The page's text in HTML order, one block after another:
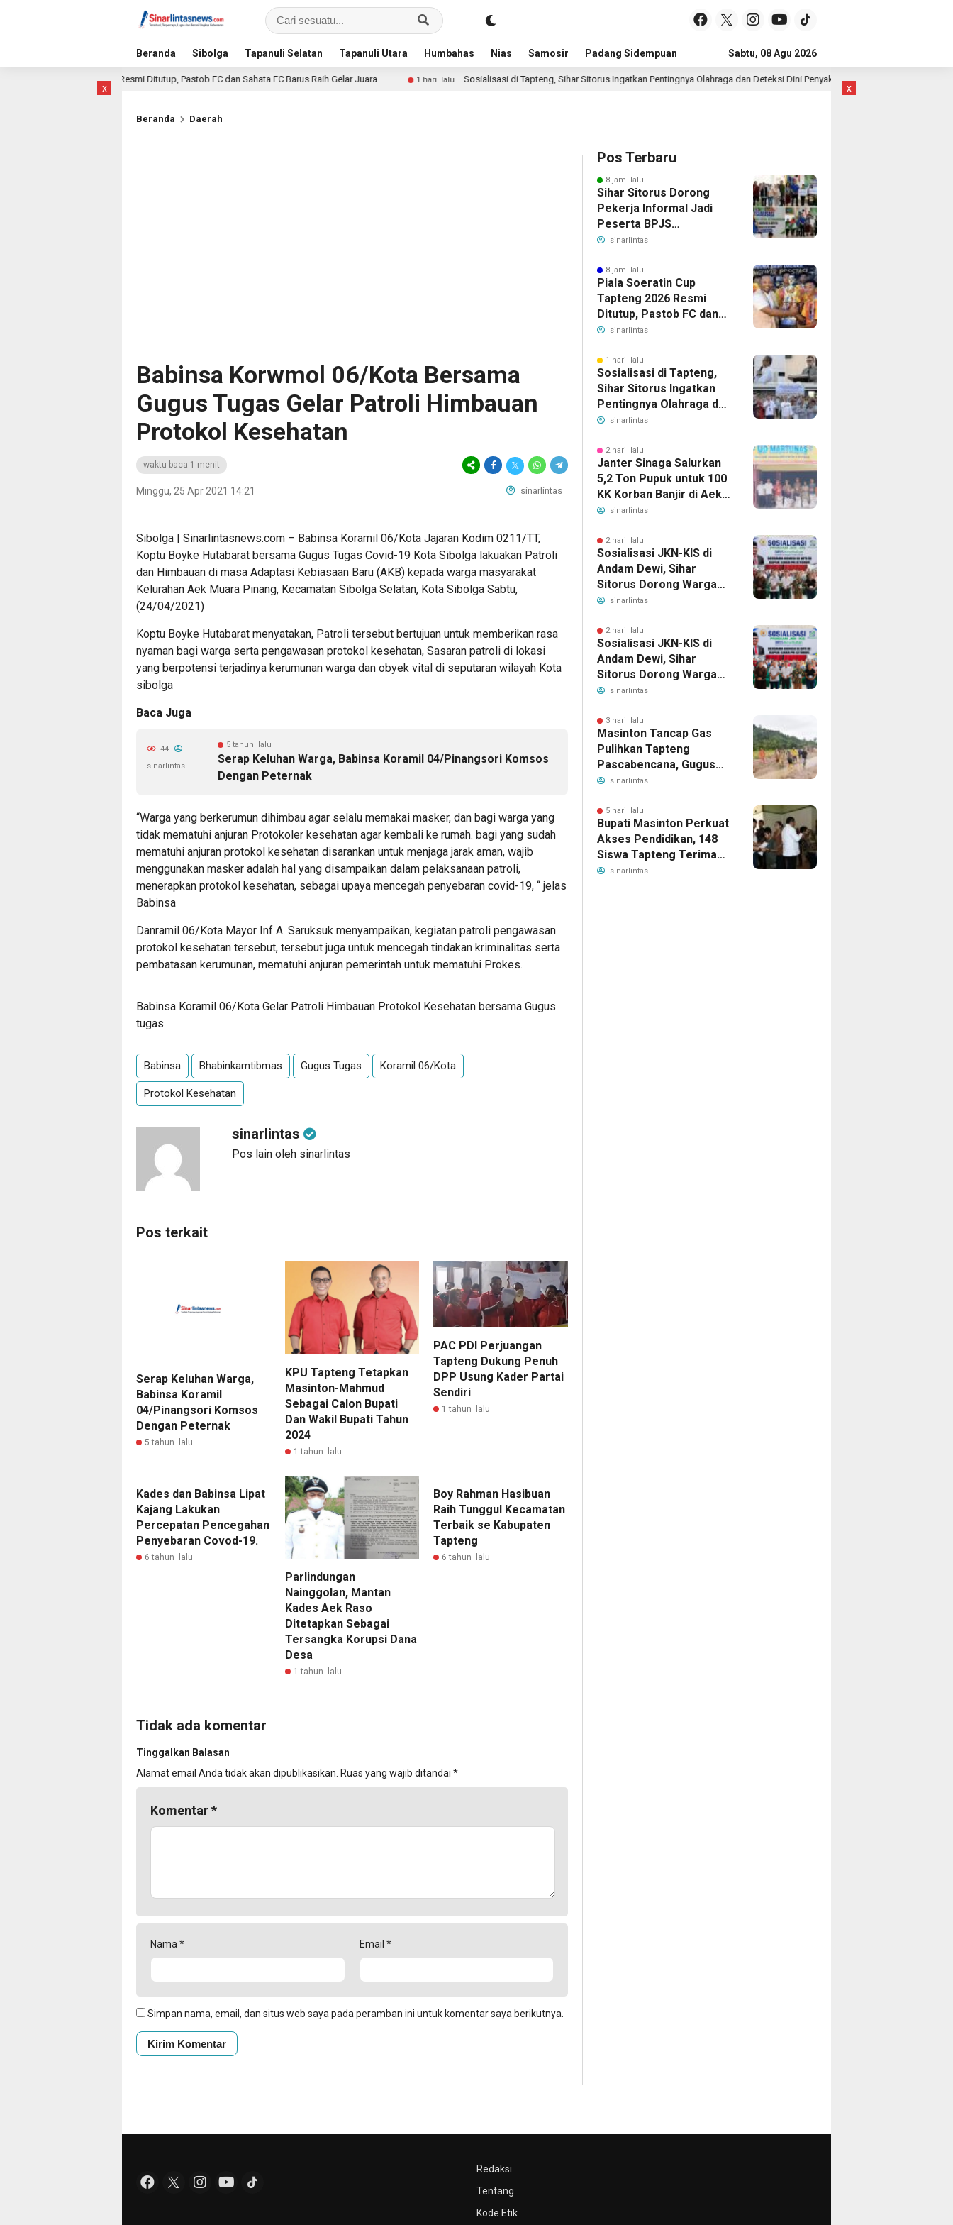
Beranda Sibolga Tapanuli Selatan Tapanuli Utara Humbahas Nias Samosir Padang Sidempuan Subulussalam Mandailing Natal
Sabtu, 08 Agu 2026
x
Tapteng 2026 Resmi Ditutup, Pastob FC dan Sahata FC Barus Raih Gelar Juara 1 hari lalu Sosialisasi di Tapteng, Sihar Sitorus Ingatkan Pentingnya Olahraga dan Deteksi Dini Penyakit 2 hari lalu
Beranda Daerah
Babinsa Korwmol 06/Kota Bersama
Gugus Tugas Gelar Patroli Himbauan
Protokol Kesehatan
waktu baca 1 menit
Minggu, 25 Apr 2021 14:21 sinarlintas
Sibolga | Sinarlintasnews.com – Babinsa Koramil 06/Kota Jajaran Kodim 0211/TT,
Koptu Boyke Hutabarat bersama Gugus Tugas Covid-19 Kota Sibolga lakuakan Patroli
dan Himbauan di masa Adaptasi Kebiasaan Baru (AKB) kepada warga masyarakat
Kelurahan Aek Muara Pinang, Kecamatan Sibolga Selatan, Kota Sibolga Sabtu,
(24/04/2021)
Koptu Boyke Hutabarat menyatakan, Patroli tersebut bertujuan untuk memberikan rasa
nyaman bagi warga serta pengawasan protokol kesehatan, Sasaran patroli di lokasi
yang berpotensi terjadinya kerumunan warga dan obyek vital di seputaran wilayah Kota
sibolga
Baca Juga
5 tahun lalu
Serap Keluhan Warga, Babinsa Koramil 04/Pinangsori Komsos
Dengan Peternak
44
sinarlintas
“Warga yang berkerumun dihimbau agar selalu memakai masker, dan bagi warga yang
tidak mematuhi anjuran Protokoler kesehatan agar kembali ke rumah. bagi yang sudah
mematuhi anjuran protokol kesehatan disarankan untuk menjaga jarak aman, wajib
menggunakan masker adalah hal yang disampaikan dalam pelaksanaan patroli,
menerapkan protokol kesehatan, sebagai upaya mencegah penyebaran covid-19, “ jelas
Babinsa
Danramil 06/Kota Mayor Inf A. Saruksuk menyampaikan, kegiatan patroli pengawasan
protokol kesehatan tersebut, tersebut juga untuk mencegah tindakan kriminalitas serta
pembatasan kerumunan, mematuhi anjuran pemerintah untuk mematuhi Prokes.
Babinsa Koramil 06/Kota Gelar Patroli Himbauan Protokol Kesehatan bersama Gugus
tugas
Babinsa Bhabinkamtibmas Gugus Tugas Koramil 06/Kota
Protokol Kesehatan
sinarlintas
Pos lain oleh sinarlintas
Pos terkait
Serap Keluhan Warga,
Babinsa Koramil
04/Pinangsori Komsos
Dengan Peternak
5 tahun lalu
KPU Tapteng Tetapkan
Masinton-Mahmud
Sebagai Calon Bupati
Dan Wakil Bupati Tahun
2024
1 tahun lalu
PAC PDI Perjuangan
Tapteng Dukung Penuh
DPP Usung Kader Partai
Sendiri
1 tahun lalu
Kades dan Babinsa Lipat
Kajang Lakukan
Percepatan Pencegahan
Penyebaran Covod-19.
6 tahun lalu
Parlindungan
Nainggolan, Mantan
Kades Aek Raso
Ditetapkan Sebagai
Tersangka Korupsi Dana
Desa
1 tahun lalu
Boy Rahman Hasibuan
Raih Tunggul Kecamatan
Terbaik se Kabupaten
Tapteng
6 tahun lalu
Tidak ada komentar
Tinggalkan Balasan
Alamat email Anda tidak akan dipublikasikan. Ruas yang wajib ditandai *
Komentar*
Nama* Email *
Simpan nama, email, dan situs web saya pada peramban ini untuk komentar saya berikutnya.
Pos Terbaru
8 jam lalu
Sihar Sitorus Dorong
Pekerja Informal Jadi
Peserta BPJS
Ketenagakerjaan,
Ratusan Juta
sinarlintas
8 jam lalu
Piala Soeratin Cup
Tapteng 2026 Resmi
Ditutup, Pastob FC dan
Sahata FC Barus Raih
sinarlintas
1 hari lalu
Sosialisasi di Tapteng,
Sihar Sitorus Ingatkan
Pentingnya Olahraga dan
Deteksi Dini Penyakit
sinarlintas
2 hari lalu
Janter Sinaga Salurkan
5,2 Ton Pupuk untuk 100
KK Korban Banjir di Aek
Horsik
sinarlintas
2 hari lalu
Sosialisasi JKN-KIS di
Andam Dewi, Sihar
Sitorus Dorong Warga
Segera Daftar BPJS
sinarlintas
2 hari lalu
Sosialisasi JKN-KIS di
Andam Dewi, Sihar
Sitorus Dorong Warga
Segera Daftar BPJS
sinarlintas
3 hari lalu
Masinton Tancap Gas
Pulihkan Tapteng
Pascabencana, Gugus
Tugas SAHATA
untuk Putus Ancaman
Banjir
sinarlintas
5 hari lalu
Bupati Masinton Perkuat
Akses Pendidikan, 148
Siswa Tapteng Terima
Bantuan Program
sinarlintas
x
Redaksi
Tentang
Kode Etik